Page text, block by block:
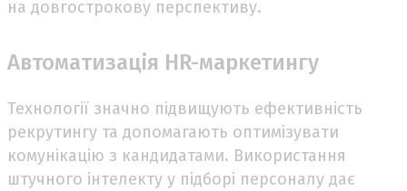
на довгострокову перспективу.
Автоматизація HR-маркетингу
Технології значно підвищують ефективність
рекрутингу та допомагають оптимізувати
комунікацію з кандидатами. Використання
штучного інтелекту у підборі персоналу дає